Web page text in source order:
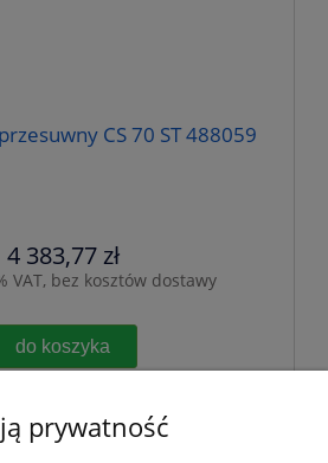
przesuwny CS 70 ST 488059
4 383,77 zł
VAT, bez kosztów dostawy
do koszyka
prywatność